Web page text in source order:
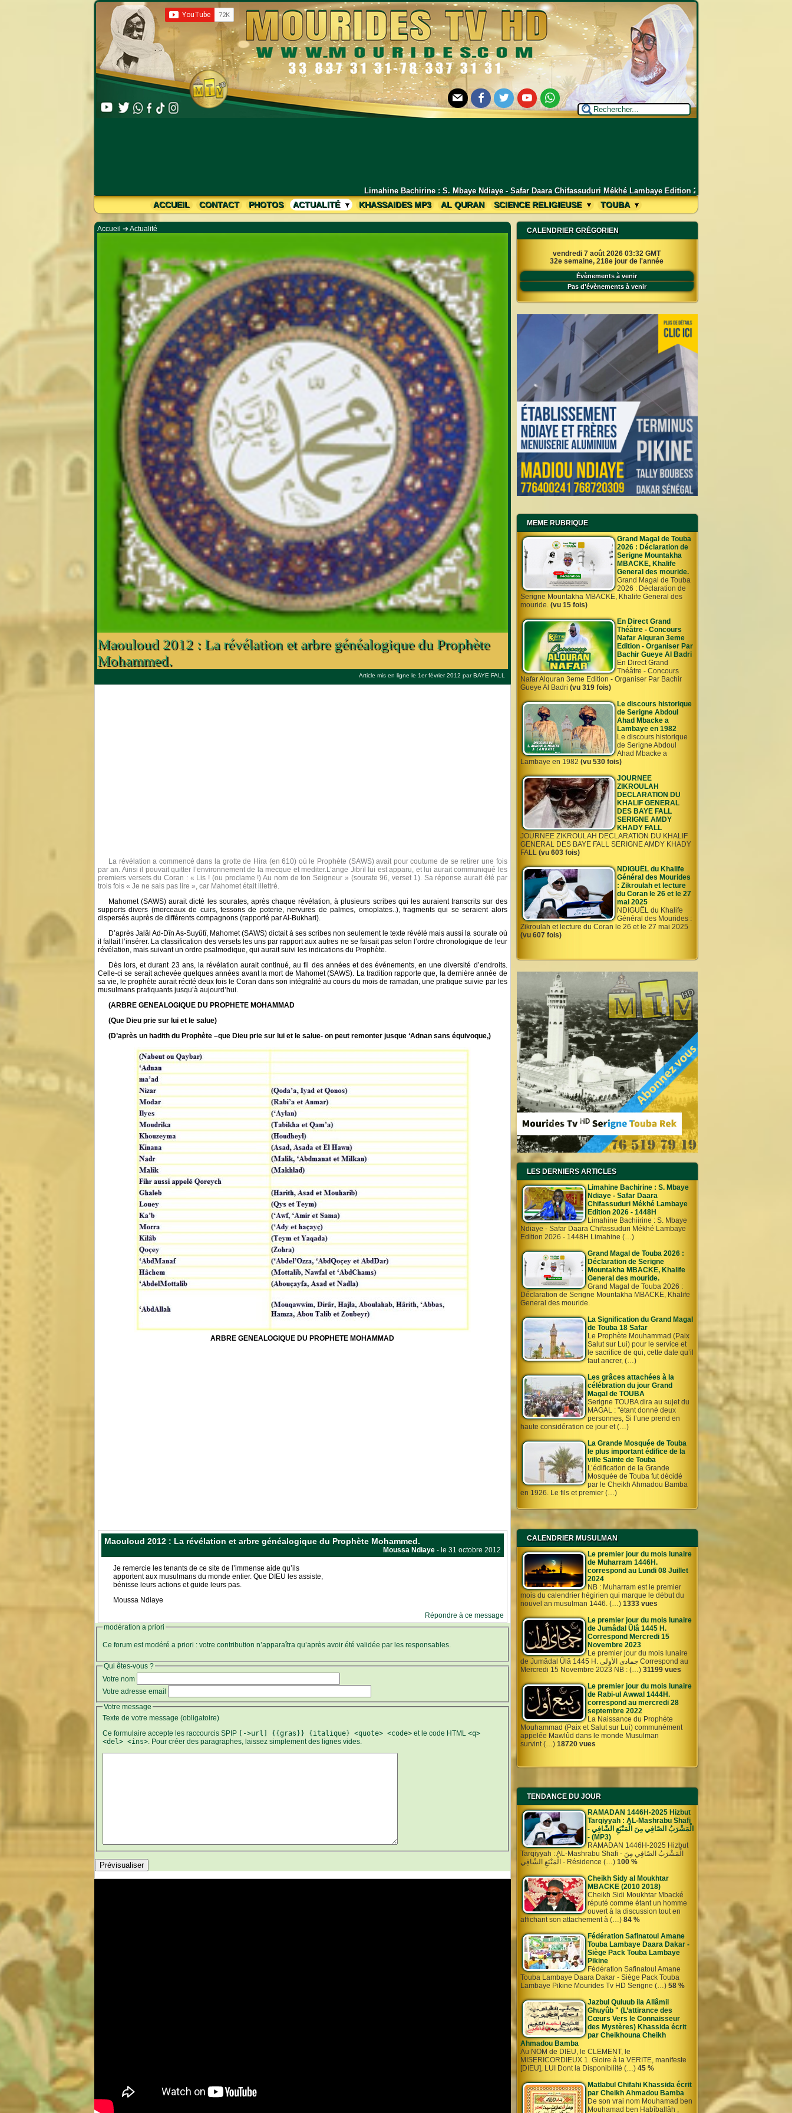
Limahine Bachirine : S. Mbaye Ndiaye - Safar Daara Chifassuduri Mékhé Lambaye Edition 2026 - 1448H –Grand Magal de Touba 2026 : Déclaration
E-mail FacebookTwitter YoutubeWhatsapp
ACCUEIL CONTACT PHOTOS ACTUALITÉ KHASSAIDES MP3 AL QURAN SCIENCE RELIGIEUSE TOUBA
Accueil ➔Actualité
Maouloud 2012 : La révélation et arbre généalogique du Prophète
Mohammed.
Article mis en ligne le 1er février 2012 parBAYE FALL
La révélation a commencé dans la grotte de Hira (en 610) où le Prophète (SAWS) avait pour coutume de se retirer une fois
par an. Ainsi il pouvait quitter l’environnement de la mecque et mediter.L’ange Jibrïl lui est apparu, et lui aurait communiqué les
premiers versets du Coran : « Lis ! (ou proclame !) Au nom de ton Seigneur » (sourate 96, verset 1). Sa réponse aurait été par
trois fois « Je ne sais pas lire », car Mahomet était illettré.
Mahomet (SAWS) aurait dicté les sourates, après chaque révélation, à plusieurs scribes qui les auraient transcrits sur des
supports divers (morceaux de cuirs, tessons de poterie, nervures de palmes, omoplates..), fragments qui se seraient alors
dispersés auprès de différents compagnons (rapporté par Al-Bukhari).
D’après Jalâl Ad-Dîn As-Suyûtî, Mahomet (SAWS) dictait à ses scribes non seulement le texte révélé mais aussi la sourate où
il fallait l’insérer. La classification des versets les uns par rapport aux autres ne se faisait pas selon l’ordre chronologique de leur
révélation, mais suivant un ordre psalmodique, qui aurait suivi les indications du Prophète.
Dès lors, et durant 23 ans, la révélation aurait continué, au fil des années et des événements, en une diversité d’endroits.
Celle-ci se serait achevée quelques années avant la mort de Mahomet (SAWS). La tradition rapporte que, la dernière année de
sa vie, le prophète aurait récité deux fois le Coran dans son intégralité au cours du mois de ramadan, une pratique suivie par les
musulmans pratiquants jusqu’à aujourd’hui.
(ARBRE GENEALOGIQUE DU PROPHETE MOHAMMAD
(Que Dieu prie sur lui et le salue)
(D’après un hadith du Prophète –que Dieu prie sur lui et le salue- on peut remonter jusque ‘Adnan sans équivoque,)
ARBRE GENEALOGIQUE DU PROPHETE MOHAMMAD
Maouloud 2012 : La révélation et arbre généalogique du Prophète Mohammed.
Moussa Ndiaye- le 31 octobre 2012
Je remercie les tenants de ce site de l’immense aide qu’ils
apportent aux musulmans du monde entier. Que DIEU les assiste,
bénisse leurs actions et guide leurs pas.
Moussa Ndiaye
Répondre à ce message
modération a priori
Ce forum est modéré a priori : votre contribution n’apparaîtra qu’après avoir été validée par les responsables.
Qui êtes-vous ?
Votre nom
Votre adresse email
Votre message
Texte de votre message (obligatoire)
Ce formulaire accepte les raccourcis SPIP [->url] {{gras}} {italique} <quote> <code> et le code HTML <q>
<del> <ins> . Pour créer des paragraphes, laissez simplement des lignes vides.
CALENDRIER GRÉGORIEN
vendredi 7 août 2026 03:32 GMT
32e semaine, 218e jour de l'année
Évènements à venir
Pas d'évènements à venir
MEME RUBRIQUE
Grand Magal de Touba
2026 : Déclaration de
Serigne Mountakha
MBACKE, Khalife
General des mouride.
Grand Magal de Touba
2026 : Déclaration de
Serigne Mountakha MBACKE, Khalife General des
mouride. (vu 15 fois)
En Direct Grand
Théâtre - Concours
Nafar Alquran 3eme
Edition - Organiser Par
Bachir Gueye Al Badri
En Direct Grand
Théâtre - Concours
Nafar Alquran 3eme Edition - Organiser Par Bachir
Gueye Al Badri (vu 319 fois)
Le discours historique
de Serigne Abdoul
Ahad Mbacke a
Lambaye en 1982
Le discours historique
de Serigne Abdoul
Ahad Mbacke a
Lambaye en 1982 (vu 530 fois)
JOURNEE
ZIKROULAH
DECLARATION DU
KHALIF GENERAL
DES BAYE FALL
SERIGNE AMDY
KHADY FALL
JOURNEE ZIKROULAH DECLARATION DU KHALIF
GENERAL DES BAYE FALL SERIGNE AMDY KHADY
FALL (vu 603 fois)
NDIGUËL du Khalife
Général des Mourides
: Zikroulah et lecture
du Coran le 26 et le 27
mai 2025
NDIGUËL du Khalife
Général des Mourides :
Zikroulah et lecture du Coran le 26 et le 27 mai 2025
(vu 607 fois)
LES DERNIERS ARTICLES
Limahine Bachirine : S. Mbaye
Ndiaye - Safar Daara
Chifassuduri Mékhé Lambaye
Edition 2026 - 1448H
Limahine Bachiirine : S. Mbaye
Ndiaye - Safar Daara Chifassuduri Mékhé Lambaye
Edition 2026 - 1448H Limahine (…)
Grand Magal de Touba 2026 :
Déclaration de Serigne
Mountakha MBACKE, Khalife
General des mouride.
Grand Magal de Touba 2026 :
Déclaration de Serigne Mountakha MBACKE, Khalife
General des mouride.
La Signification du Grand Magal
de Touba 18 Safar
Le Prophète Mouhammad (Paix
Salut sur Lui) pour le service et
le sacrifice de qui, cette date qu’il
faut ancrer, (…)
Les grâces attachées à la
célébration du jour Grand
Magal de TOUBA
Serigne TOUBA dira au sujet du
MAGAL : "étant donné deux
personnes, Si l’une prend en
haute considération ce jour et (…)
La Grande Mosquée de Touba
le plus important édifice de la
ville Sainte de Touba
L’édification de la Grande
Mosquée de Touba fut décidé
par le Cheikh Ahmadou Bamba
en 1926. Le fils et premier (…)
CALENDRIER MUSULMAN
Le premier jour du mois lunaire
de Muharram 1446H.
correspond au Lundi 08 Juillet
2024
NB : Muharram est le premier
mois du calendrier hégirien qui marque le début du
nouvel an musulman 1446. (…) 1333 vues
Le premier jour du mois lunaire
de Jumâdal Ûlâ 1445 H.
Correspond Mercredi 15
Novembre 2023
Le premier jour du mois lunaire
de Jumâdal Ûlâ 1445 H. جمادى الأولى Correspond au
Mercredi 15 Novembre 2023 NB : (…) 31199 vues
Le premier jour du mois lunaire
de Rabi-ul Awwal 1444H.
correspond au mercredi 28
septembre 2022
La Naissance du Prophète
Mouhammad (Paix et Salut sur Lui) communément
appelée Mawlûd dans le monde Musulman
survint (…) 18720 vues
TENDANCE DU JOUR
RAMADAN 1446H-2025 Hizbut
Tarqiyyah : AL-Mashrabu Shafi
- الْمَشْرَبُ الصًافِي مِنَ الْمَنْبَعِ الشًافِي
- (MP3)
RAMADAN 1446H-2025 Hizbut
Tarqiyyah : AL-Mashrabu Shafi - الْمَشْرَبُ الصًافِي مِنَ
الْمَنْبَعِ الشًافِي - Résidence (…) 100 %
Cheikh Sidy al Moukhtar
MBACKE (2010 2018)
Cheikh Sidi Moukhtar Mbacké
réputé comme étant un homme
ouvert à la discussion tout en
affichant son attachement à (…) 84 %
Fédération Safinatoul Amane
Touba Lambaye Daara Dakar -
Siège Pack Touba Lambaye
Pikine
Fédération Safinatoul Amane
Touba Lambaye Daara Dakar - Siège Pack Touba
Lambaye Pikine Mourides Tv HD Serigne (…) 58 %
Jazbul Quluub ila Allâmil
Ghuyûb " (L’attirance des
Cœurs Vers le Connaisseur
des Mystères) Khassida écrit
par Cheikhouna Cheikh
Ahmadou Bamba
Au NOM de DIEU, le CLEMENT, le
MISERICORDIEUX 1. Gloire à la VERITE, manifeste
[DIEU], LUI Dont la Disponibilité (…) 45 %
Matlabul Chifahi Khassida écrit
par Cheikh Ahmadou Bamba
De son vrai nom Mouhamad ben
Mouhamad ben Habîballâh ,